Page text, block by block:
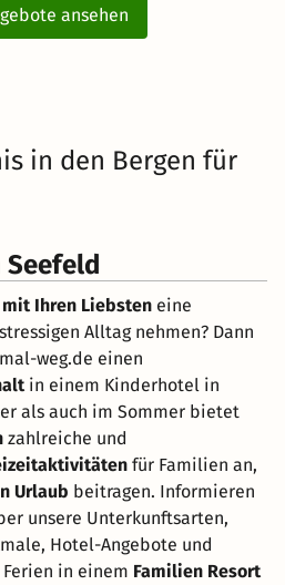
ansehen
in den Bergen für
mit Ihren Liebsten eine
Alltag nehmen? Dann
weg.de einen
in einem Kinderhotel in
als auch im Sommer bietet
zahlreiche und
für Familien an,
Urlaub beitragen. Informieren
unsere Unterkunftsarten,
Hotel-Angebote und
in einem Familien Resort